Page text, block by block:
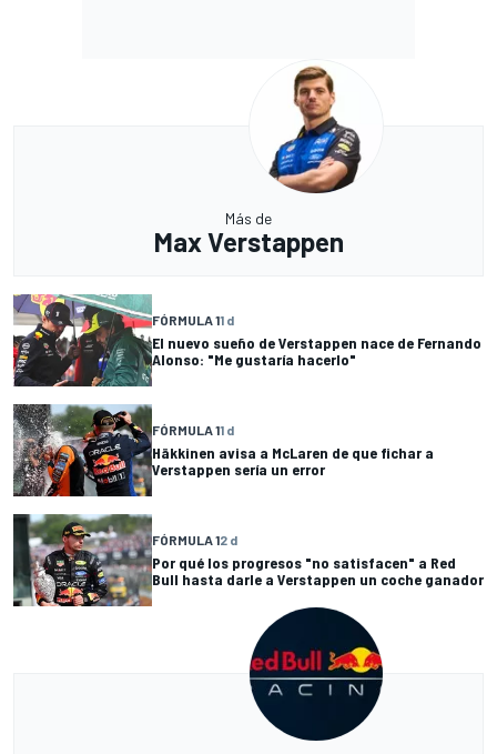
Más de
Max Verstappen
FÓRMULA 11 d
El nuevo sueño de Verstappen nace de Fernando
Alonso: "Me gustaría hacerlo"
FÓRMULA 11 d
Häkkinen avisa a McLaren de que fichar a
Verstappen sería un error
FÓRMULA 12 d
Por qué los progresos "no satisfacen" a Red
Bull hasta darle a Verstappen un coche ganador